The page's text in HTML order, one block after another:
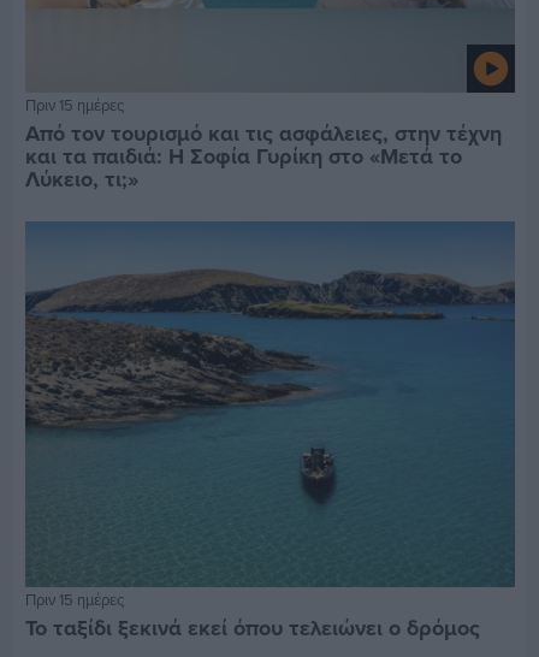
Πριν 15 ημέρες
Από τον τουρισμό και τις ασφάλειες, στην τέχνη
και τα παιδιά: Η Σοφία Γυρίκη στο «Μετά το
Λύκειο, τι;»
Πριν 15 ημέρες
Το ταξίδι ξεκινά εκεί όπου τελειώνει ο δρόμος